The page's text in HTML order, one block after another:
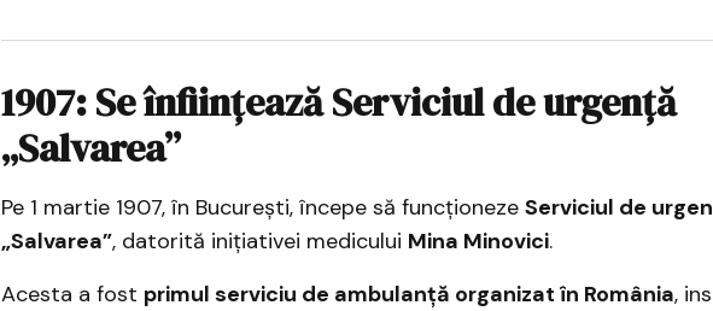
1907: Se înființează Serviciul de urgență
„Salvarea”
Pe 1 martie 1907, în București, începe să funcționeze Serviciul de
„Salvarea”, datorită inițiativei medicului Mina Minovici.
Acesta a fost primul serviciu de ambulanță organizat în România,